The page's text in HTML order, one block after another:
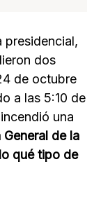
presidencial,
dos
de octubre
a las 5:10 de
una
de la
qué tipo de